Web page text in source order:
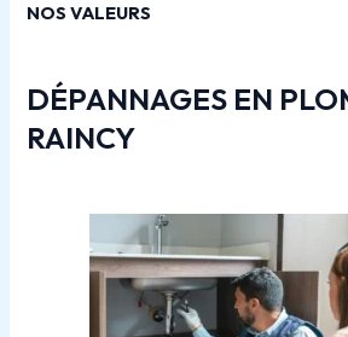
NOS VALEURS
DÉPANNAGES EN
RAINCY